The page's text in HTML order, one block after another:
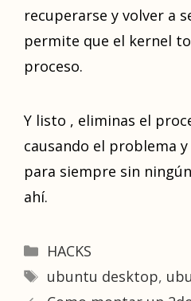
recuperarse y volver a
permite que el kernel
proceso.
Y listo , eliminas el
causando el problema
para siempre sin
ahí.
Categories
HACKS
Tags
ubuntu desktop,